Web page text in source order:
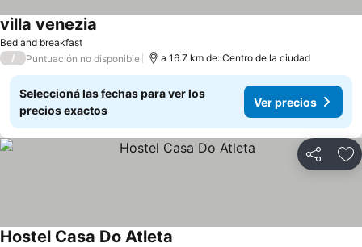
Bed and breakfast
villa venezia
/ Puntuación no disponible a 16.7 km de: Centro de la ciudad
Seleccioná las fechas para ver los
precios exactos
Ver precios
Compartir
Hostel Casa Do Atleta